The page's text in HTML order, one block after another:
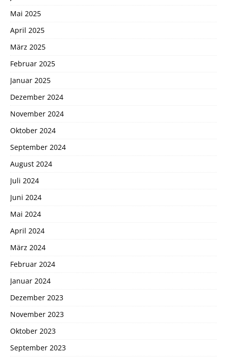
Mai 2025
April 2025
März 2025
Februar 2025
Januar 2025
Dezember 2024
November 2024
Oktober 2024
September 2024
August 2024
Juli 2024
Juni 2024
Mai 2024
April 2024
März 2024
Februar 2024
Januar 2024
Dezember 2023
November 2023
Oktober 2023
September 2023